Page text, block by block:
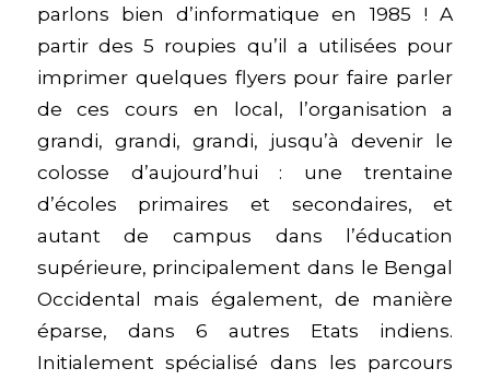
parlons bien d’informatique en 1985 ! A
partir des 5 roupies qu’il a utilisées pour
imprimer quelques flyers pour faire parler
de ces cours en local, l’organisation a
grandi, grandi, grandi, jusqu’à devenir le
colosse d’aujourd’hui : une trentaine
d’écoles primaires et secondaires, et
autant de campus dans l’éducation
supérieure, principalement dans le Bengal
Occidental mais également, de manière
éparse, dans 6 autres Etats indiens.
Initialement spécialisé dans les parcours